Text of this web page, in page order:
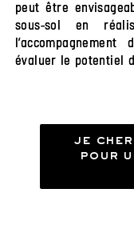
peut être
sous-sol en
évaluer le potentiel
je
pour